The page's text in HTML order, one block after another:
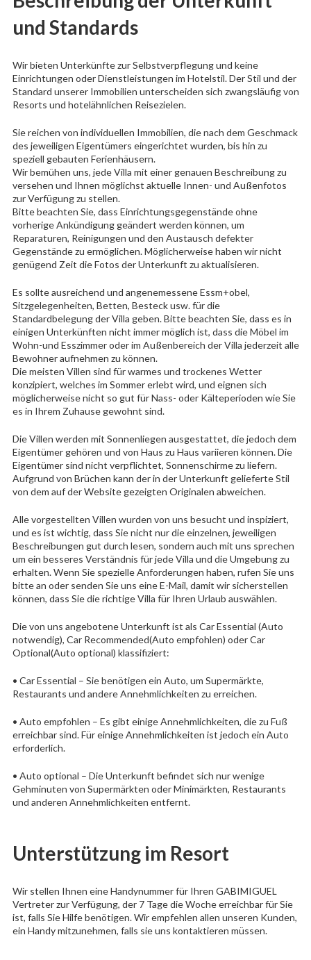
und Standards
Wir bieten Unterkünfte zur Selbstverpflegung und keine
Einrichtungen oder Dienstleistungen im Hotelstil. Der Stil und der
Standard unserer Immobilien unterscheiden sich zwangsläufig von
Resorts und hotelähnlichen Reisezielen.
Sie reichen von individuellen Immobilien, die nach dem Geschmack
des jeweiligen Eigentümers eingerichtet wurden, bis hin zu
speziell gebauten Ferienhäusern.
Wir bemühen uns, jede Villa mit einer genauen Beschreibung zu
versehen und Ihnen möglichst aktuelle Innen- und Außenfotos
zur Verfügung zu stellen.
Bitte beachten Sie, dass Einrichtungsgegenstände ohne
vorherige Ankündigung geändert werden können, um
Reparaturen, Reinigungen und den Austausch defekter
Gegenstände zu ermöglichen. Möglicherweise haben wir nicht
genügend Zeit die Fotos der Unterkunft zu aktualisieren.
Es sollte ausreichend und angenemessene Essm+obel,
Sitzgelegenheiten, Betten, Besteck usw. für die
Standardbelegung der Villa geben. Bitte beachten Sie, dass es in
einigen Unterkünften nicht immer möglich ist, dass die Möbel im
Wohn-und Esszimmer oder im Außenbereich der Villa jederzeit alle
Bewohner aufnehmen zu können.
Die meisten Villen sind für warmes und trockenes Wetter
konzipiert, welches im Sommer erlebt wird, und eignen sich
möglicherweise nicht so gut für Nass- oder Kälteperioden wie Sie
es in Ihrem Zuhause gewohnt sind.
Die Villen werden mit Sonnenliegen ausgestattet, die jedoch dem
Eigentümer gehören und von Haus zu Haus variieren können. Die
Eigentümer sind nicht verpflichtet, Sonnenschirme zu liefern.
Aufgrund von Brüchen kann der in der Unterkunft gelieferte Stil
von dem auf der Website gezeigten Originalen abweichen.
Alle vorgestellten Villen wurden von uns besucht und inspiziert,
und es ist wichtig, dass Sie nicht nur die einzelnen, jeweiligen
Beschreibungen gut durch lesen, sondern auch mit uns sprechen
um ein besseres Verständnis für jede Villa und die Umgebung zu
erhalten. Wenn Sie spezielle Anforderungen haben, rufen Sie uns
bitte an oder senden Sie uns eine E-Mail, damit wir sicherstellen
können, dass Sie die richtige Villa für Ihren Urlaub auswählen.
Die von uns angebotene Unterkunft ist als Car Essential (Auto
notwendig), Car Recommended(Auto empfohlen) oder Car
Optional(Auto optional) klassifiziert:
• Car Essential – Sie benötigen ein Auto, um Supermärkte,
Restaurants und andere Annehmlichkeiten zu erreichen.
• Auto empfohlen – Es gibt einige Annehmlichkeiten, die zu Fuß
erreichbar sind. Für einige Annehmlichkeiten ist jedoch ein Auto
erforderlich.
• Auto optional – Die Unterkunft befindet sich nur wenige
Gehminuten von Supermärkten oder Minimärkten, Restaurants
und anderen Annehmlichkeiten entfernt.
Unterstützung im Resort
Wir stellen Ihnen eine Handynummer für Ihren GABIMIGUEL
Vertreter zur Verfügung, der 7 Tage die Woche erreichbar für Sie
ist, falls Sie Hilfe benötigen. Wir empfehlen allen unseren Kunden,
ein Handy mitzunehmen, falls sie uns kontaktieren müssen.